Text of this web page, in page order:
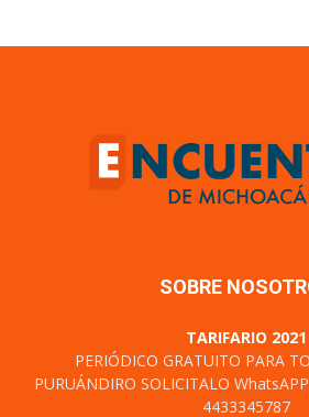
SOBRE
TARIFARIO 2021
PERIÓDICO GRATUITO PARA
PURUÁNDIRO SOLICITALO
4433345787